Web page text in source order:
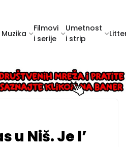
Muzika
Filmovi
i serije
Umetnost
i strip
u Niš. Je l’